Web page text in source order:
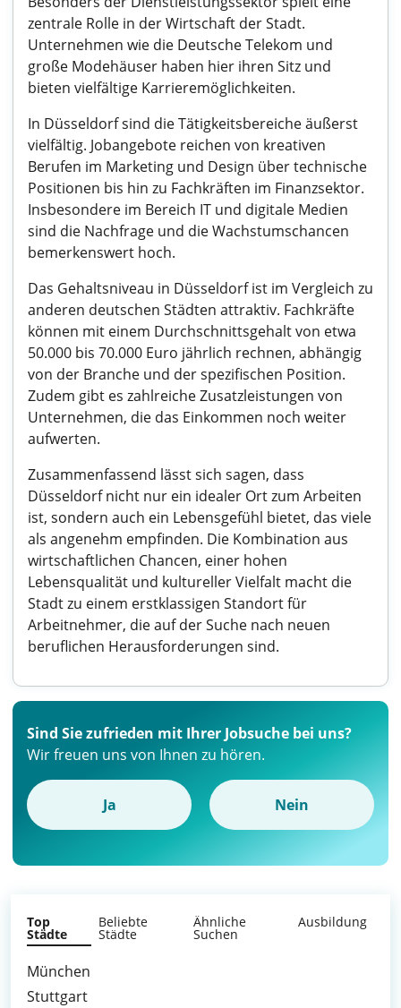
zentrale Rolle in der Wirtschaft der Stadt.
Unternehmen wie die Deutsche Telekom und
große Modehäuser haben hier ihren Sitz und
bieten vielfältige Karrieremöglichkeiten.
In Düsseldorf sind die Tätigkeitsbereiche äußerst
vielfältig. Jobangebote reichen von kreativen
Berufen im Marketing und Design über technische
Positionen bis hin zu Fachkräften im Finanzsektor.
Insbesondere im Bereich IT und digitale Medien
sind die Nachfrage und die Wachstumschancen
bemerkenswert hoch.
Das Gehaltsniveau in Düsseldorf ist im Vergleich zu
anderen deutschen Städten attraktiv. Fachkräfte
können mit einem Durchschnittsgehalt von etwa
50.000 bis 70.000 Euro jährlich rechnen, abhängig
von der Branche und der spezifischen Position.
Zudem gibt es zahlreiche Zusatzleistungen von
Unternehmen, die das Einkommen noch weiter
aufwerten.
Zusammenfassend lässt sich sagen, dass
Düsseldorf nicht nur ein idealer Ort zum Arbeiten
ist, sondern auch ein Lebensgefühl bietet, das viele
als angenehm empfinden. Die Kombination aus
wirtschaftlichen Chancen, einer hohen
Lebensqualität und kultureller Vielfalt macht die
Stadt zu einem erstklassigen Standort für
Arbeitnehmer, die auf der Suche nach neuen
beruflichen Herausforderungen sind.
Sind Sie zufrieden mit Ihrer Jobsuche bei uns?
Wir freuen uns von Ihnen zu hören.
Ja Nein
Top
Städte
Beliebte
Städte
Ähnliche
Suchen
Ausbildung
München
Stuttgart